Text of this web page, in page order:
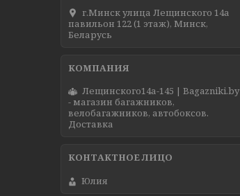
г.Минск улица Лещинского 14а
павильон 122 (1 этаж), Минск,
Беларусь
Лещинского14а-145 | Bagazniki.by
- магазин багажников,
велобагажников, автобоксов.
Доставка
Юлия